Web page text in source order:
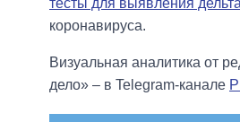
коронавируса.
Визуальная аналитика от
дело» – в Telegram-канале